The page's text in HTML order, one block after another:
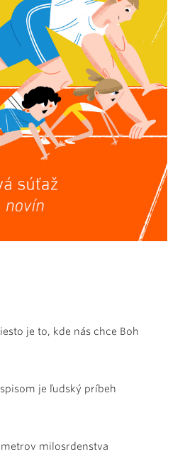
je to, kde nás chce Boh
je ľudský príbeh
milosrdenstva